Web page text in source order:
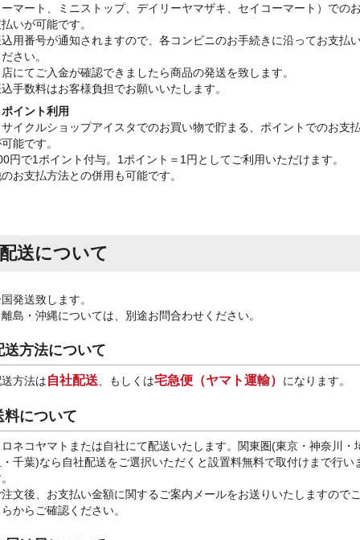
マート、ミニストップ、デイリーヤマザキ、セイコーマート）での
いが可能です。
用番号が通知されますので、各コンビニのお手続きに沿ってお支払
さい。
にてご入金が確認できましたら商品の発送を致します。
手数料はお客様負担でお願いいたします。
イント利用
イクルショップアイスタでのお買い物で貯まる、ポイントでのお支
能です。
円で1ポイント付与。1ポイント＝1円としてご利用いただけます。
お支払方法との併用も可能です。
配送について
発送致します。
島・沖縄については、別途お問合わせください。
送方法について
方法は自社配送、もしくは宅急便（ヤマト運輸） になります。
料について
ネコヤマトまたは自社にて配送いたします。関東圏(東京・神奈川・
千葉)なら自社配送をご選択いただくと設置料無料で取付けまで行い
文後、お支払い金額に関するご案内メールをお送りいたしますので
からご確認ください。